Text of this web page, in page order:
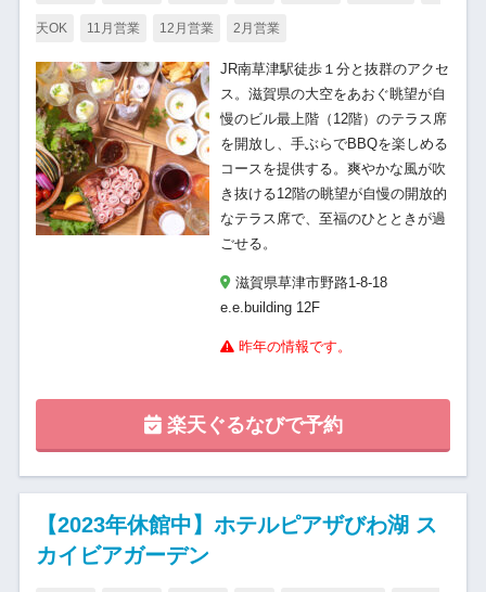
天OK 11月営業 12月営業 2月営業
JR南草津駅徒歩１分と抜群のアクセ
ス。滋賀県の大空をあおぐ眺望が自
慢のビル最上階（12階）のテラス席
を開放し、手ぶらでBBQを楽しめる
コースを提供する。爽やかな風が吹
き抜ける12階の眺望が自慢の開放的
なテラス席で、至福のひとときが過
ごせる。
滋賀県草津市野路1-8-18
e.e.building 12F
昨年の情報です。
楽天ぐるなびで予約
【2023年休館中】ホテルピアザびわ湖 ス
カイビアガーデン